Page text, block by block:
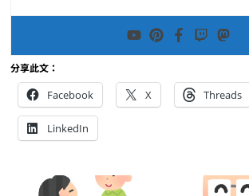
分享此文：
Facebook X Threads
LinkedIn